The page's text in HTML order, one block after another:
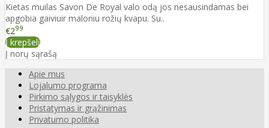
Kietas muilas Savon De Royal valo odą jos nesausindamas bei
apgobia gaiviuir maloniu rožių kvapu. Su..
€299
Į krepšelį
Į norų sąrašą
Apie mus
Lojalumo programa
Pirkimo sąlygos ir taisyklės
Pristatymas ir grąžinimas
Privatumo politika